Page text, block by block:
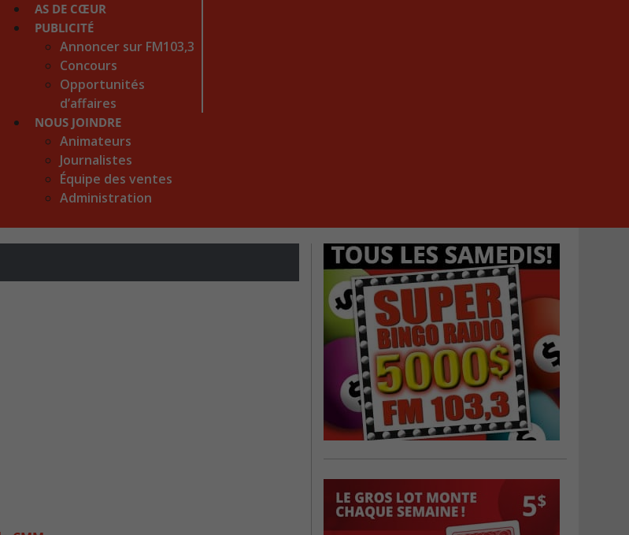
AS DE CŒUR
PUBLICITÉ
Annoncer sur FM103,3
Concours
Opportunités
d’affaires
NOUS JOINDRE
Animateurs
Journalistes
Équipe des ventes
Administration